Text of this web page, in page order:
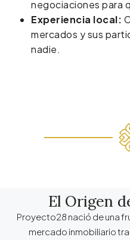
negociaciones para
Experiencia local:
mercados y sus
nadie.
El Origen
Proyecto28 nació de una
mercado inmobiliario